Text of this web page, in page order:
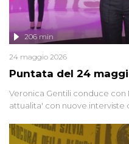
Puntata del 24
206 min
24 maggio 2026
Veronica Gentili conduce con
attualita' con nuove interviste